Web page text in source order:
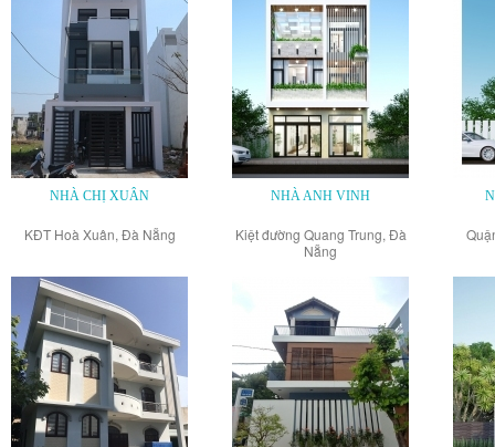
NHÀ CHỊ XUÂN
KĐT Hoà Xuân, Đà Nẵng
NHÀ ANH VINH
Kiệt đường Quang Trung, Đà
Nẵng